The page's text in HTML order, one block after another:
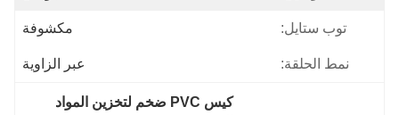
توب ستايل: مكشوفة
نمط الحلقة: عبر الزاوية
كيس PVC ضخم لتخزين المواد